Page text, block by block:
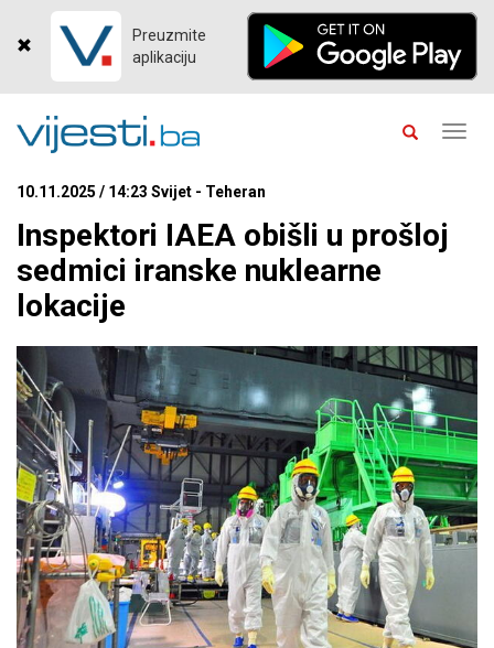
Preuzmite
aplikaciju
10.11.2025 / 14:23 Svijet - Teheran
Inspektori IAEA obišli u prošloj
sedmici iranske nuklearne
lokacije